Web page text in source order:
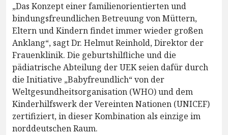
„Das Konzept einer familienorientierten und
bindungsfreundlichen Betreuung von Müttern,
Eltern und Kindern findet immer wieder großen
Anklang“, sagt Dr. Helmut Reinhold, Direktor der
Frauenklinik. Die geburtshilfliche und die
pädiatrische Abteilung der UEK seien dafür durch
die Initiative „Babyfreundlich“ von der
Weltgesundheitsorganisation (WHO) und dem
Kinderhilfswerk der Vereinten Nationen (UNICEF)
zertifiziert, in dieser Kombination als einzige im
norddeutschen Raum.